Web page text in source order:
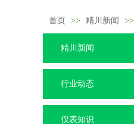
首页 >> 精川新闻 >>
精川新闻
行业动态
仪表知识